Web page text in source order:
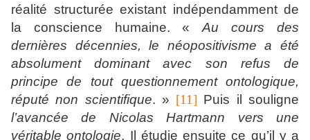
réalité structurée existant indépendamment de
la conscience humaine. «Au cours des
dernières décennies, le néopositivisme a été
absolument dominant avec son refus de
principe de tout questionnement ontologique,
réputé non scientifique. » [11] Puis il souligne
l’avancée de Nicolas Hartmann vers une
véritable ontologie. Il étudie ensuite ce qu’il y a